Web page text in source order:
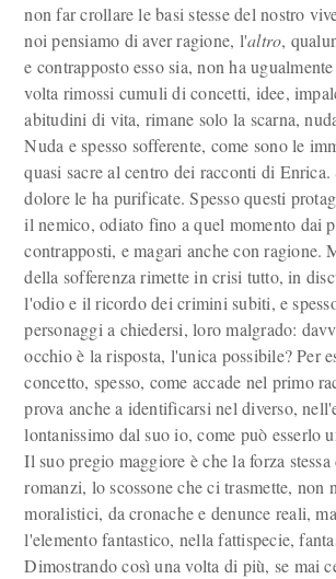
non far crollare le basi stesse del nostro
noi pensiamo di aver ragione, l'altro,
e contrapposto esso sia, non ha
volta rimossi cumuli di concetti, idee,
abitudini di vita, rimane solo la scarna,
Nuda e spesso sofferente, come sono le
quasi sacre al centro dei racconti di Enrica.
dolore le ha purificate. Spesso questi
il nemico, odiato fino a quel momento dai
contrapposti, e magari anche con ragione.
della sofferenza rimette in crisi tutto, in
l'odio e il ricordo dei crimini subiti, e
personaggi a chiedersi, loro malgrado:
occhio è la risposta, l'unica possibile? Per
concetto, spesso, come accade nel primo
prova anche a identificarsi nel diverso,
lontanissimo dal suo io, come può esserlo
Il suo pregio maggiore è che la forza
romanzi, lo scossone che ci trasmette, non
moralistici, da cronache e denunce reali,
l'elemento fantastico, nella fattispecie,
Dimostrando così una volta di più, se mai